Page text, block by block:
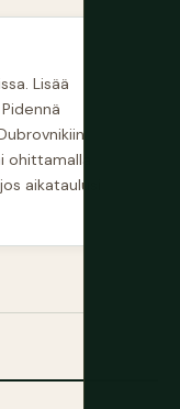
Lisää
aikataulusi